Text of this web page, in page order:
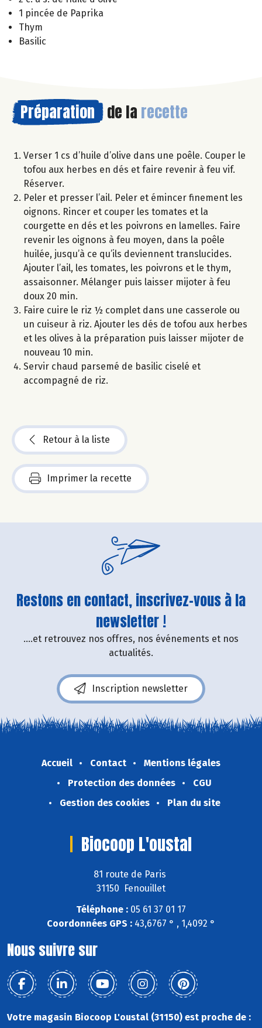
1 pincée de Paprika
Thym
Basilic
Préparation de la recette
Verser 1 cs d’huile d’olive dans une poêle. Couper le
tofou aux herbes en dés et faire revenir à feu vif.
Réserver.
Peler et presser l’ail. Peler et émincer finement les
oignons. Rincer et couper les tomates et la
courgette en dés et les poivrons en lamelles. Faire
revenir les oignons à feu moyen, dans la poêle
huilée, jusqu’à ce qu’ils deviennent translucides.
Ajouter l’ail, les tomates, les poivrons et le thym,
assaisonner. Mélanger puis laisser mijoter à feu
doux 20 min.
Faire cuire le riz ½ complet dans une casserole ou
un cuiseur à riz. Ajouter les dés de tofou aux herbes
et les olives à la préparation puis laisser mijoter de
nouveau 10 min.
Servir chaud parsemé de basilic ciselé et
accompagné de riz.
Retour à la liste
Imprimer la recette
Restons en contact, inscrivez-vous à la
newsletter !
....et retrouvez nos offres, nos événements et nos
actualités.
Inscription newsletter
Accueil Contact
Mentions légales
Protection des données
CGU
Gestion des cookies
Plan du site
Biocoop L'oustal
81 route de Paris
31150 Fenouillet
Téléphone : 05 61 37 01 17
Coordonnées GPS : 43,6767 ° , 1,4092 °
Nous suivre sur
Votre magasin Biocoop L'oustal (31150) est proche de :